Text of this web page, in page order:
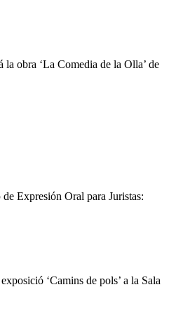
obra ‘La Comedia de la Olla’ de
Expresión Oral para Juristas:
‘Camins de pols’ a la Sala